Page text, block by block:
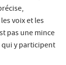
voix et les
pas une mince
y participent